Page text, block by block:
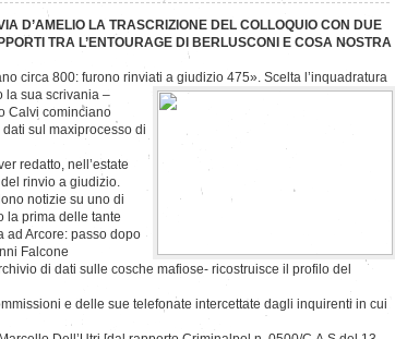
D’AMELIO LA TRASCRIZIONE DEL COLLOQUIO CON DUE
TRA L’ENTOURAGE DI BERLUSCONI E COSA NOSTRA
circa 800: furono rinviati a giudizio 475». Scelta l’inquadratura
la sua scrivania –
Calvi cominciano
sul maxiprocesso di
redatto, nell’estate
rinvio a giudizio.
notizie su uno di
la prima delle tante
ad Arcore: passo dopo
Falcone
di dati sulle cosche mafiose- ricostruisce il profilo del
e delle sue telefonate intercettate dagli inquirenti in cui